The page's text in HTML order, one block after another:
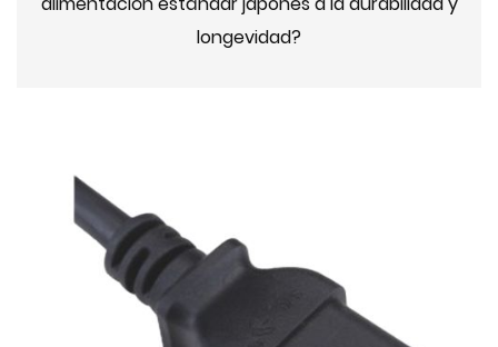
longevidad?